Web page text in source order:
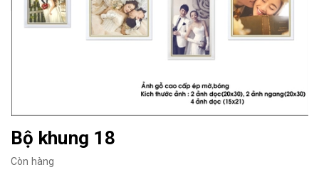
Bộ khung 18
Còn hàng